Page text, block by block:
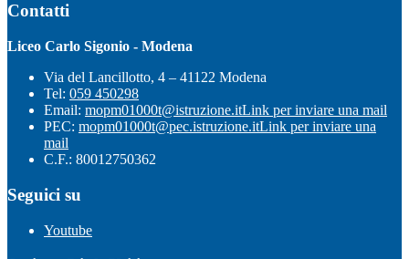
Contatti
Liceo Carlo Sigonio - Modena
Via del Lancillotto, 4 – 41122 Modena
Tel: 059 450298
Email: mopm01000t@istruzione.itLink per inviare una mail
PEC: mopm01000t@pec.istruzione.itLink per inviare una
mail
C.F.: 80012750362
Seguici su
Youtube